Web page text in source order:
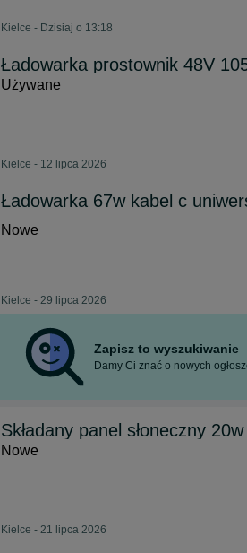
Kielce - Dzisiaj o 13:18
Ładowarka prostownik 48V
Używane
Kielce - 12 lipca 2026
Ładowarka 67w kabel c
Nowe
Kielce - 29 lipca 2026
Zapisz to wyszukiwanie
Damy Ci znać o nowych
Składany panel słoneczny
Nowe
Kielce - 21 lipca 2026